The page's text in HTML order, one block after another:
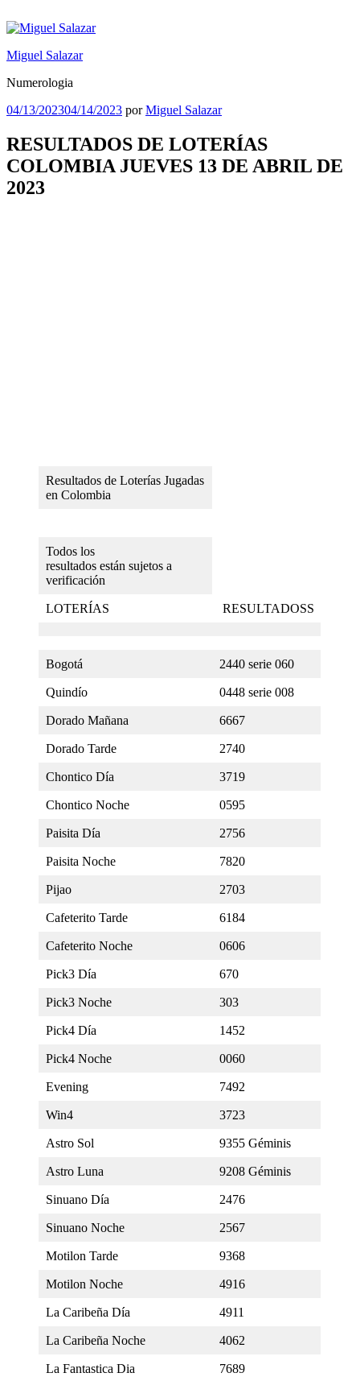
al
Miguel Salazar
Numerologia
Publicado
04/13/202304/14/2023 porMiguel Salazar
RESULTADOS DE LOTERÍAS
COLOMBIA JUEVES 13 DE ABRIL DE
2023
Resultados de Loterías Jugadas
en Colombia
Todos los
resultados están sujetos a
verificación
LOTERÍAS RESULTADOSS
Bogotá 2440 serie 060
Quindío 0448 serie 008
Dorado Mañana 6667
Dorado Tarde 2740
Chontico Día 3719
Chontico Noche 0595
Paisita Día 2756
Paisita Noche 7820
Pijao 2703
Cafeterito Tarde 6184
Cafeterito Noche 0606
Pick3 Día 670
Pick3 Noche 303
Pick4 Día 1452
Pick4 Noche 0060
Evening 7492
Win4 3723
Astro Sol 9355 Géminis
Astro Luna 9208 Géminis
Sinuano Día 2476
Sinuano Noche 2567
Motilon Tarde 9368
Motilon Noche 4916
La Caribeña Día 4911
La Caribeña Noche 4062
La Fantastica Dia 7689